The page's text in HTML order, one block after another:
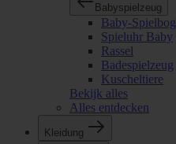
Babyspielzeug
Baby-
Spieluhr Baby
Rassel
Badespielzeug
Kuscheltiere
Bekijk alles
Alles entdecken
Kleidung